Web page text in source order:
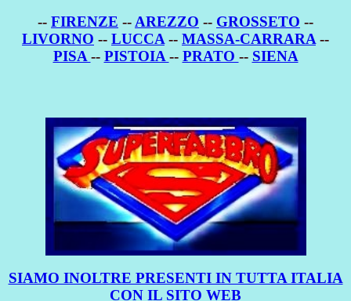
-- FIRENZE -- AREZZO -- GROSSETO --
LIVORNO -- LUCCA -- MASSA-CARRARA --
PISA -- PISTOIA -- PRATO -- SIENA
SIAMO INOLTRE PRESENTI IN TUTTA ITALIA
CON IL SITO WEB